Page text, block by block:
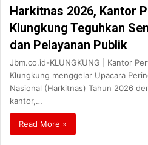
Harkitnas 2026, Kantor
Klungkung Teguhkan
dan Pelayanan Publik
Jbm.co.id-KLUNGKUNG | Kantor
Klungkung menggelar Upacara
Nasional (Harkitnas) Tahun 2026
kantor,…
Read More »